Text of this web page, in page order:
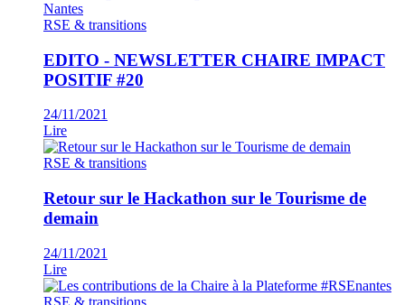
RSE & transitions
EDITO - NEWSLETTER CHAIRE IMPACT
POSITIF #20
24/11/2021
Lire
RSE & transitions
Retour sur le Hackathon sur le Tourisme de
demain
24/11/2021
Lire
RSE & transitions